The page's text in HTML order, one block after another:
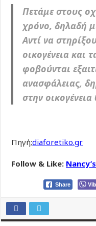
Πετάμε στους
χρόνο, δηλαδή
Αντί να
οικογένεια και
φοβούνται
ανασφάλειας,
στην
Πηγή;diaforetiko.gr
Follow & Like:
Share